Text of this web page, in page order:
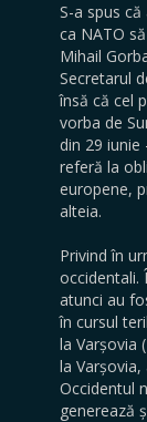
S-a spus
ca NATO
Mihail
Secretarul
însă că cel
vorba de
din 29 iunie
referă la
europene,
alteia.
Privind în
occidentali.
atunci au
în cursul
la Varșovia
la
Occidentul
generează